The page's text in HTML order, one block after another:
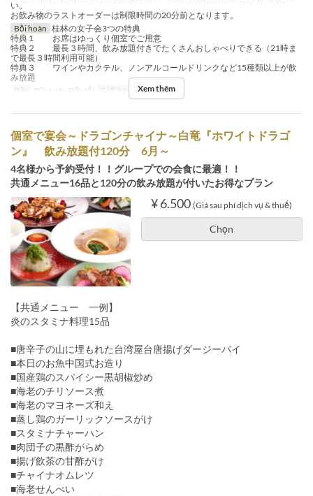
い。
お飲み物のラストオーダーは制限時間の20分前となります。
Bồi hoàn 桂林の女子会3つの特典
特典１ お席はゆっくり個室でご用意
特典２ 最長３時間、飲み放題付きでたくさんおしゃべりできる（21時ま
で最長３時間利用可能）
特典３ ワインやカクテル、ノンアルコールドリンクなど15種類以上が飲
み放題
Bữa
Bữa trưa, Bữa tối Giới hạn dặt món 4 ~
Xem thêm
個室で宴会～ドラゴンチャイナ～白竜『ホワイトドラゴ
ン』 飲み放題付120分 6月～
4名様から予約受付！！グループでの会食に最適！！
共通メニュー16品と120分の飲み放題が付いたお得なプラン
¥ 6.500 (Giá sau phí dịch vụ & thuế)
Chọn
【共通メニュー 一例】
炎のスタミナ料理15品
■唐辛子の山に埋もれた台湾屋台唐揚げダージーパイ
■本日のお魚中国式お造り
■国産鶏のスパイシー黒胡椒炒め
■海老のチリソース煮
■海老のマヨネーズ和え
■蒸し鶏のガーリックソースがけ
■スタミナチャーハン
■肉団子の黒酢がらめ
■揚げ飲茶の甘酢がけ
■チャイナオムレツ
■海老せんべい